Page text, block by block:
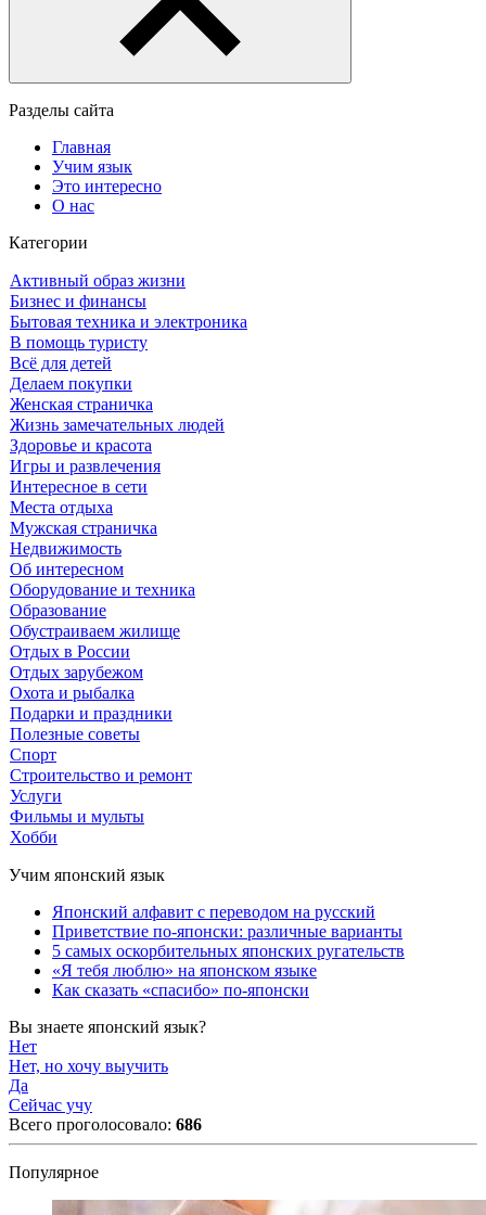
Разделы сайта
Главная
Учим язык
Это интересно
О нас
Категории
Активный образ жизни
Бизнес и финансы
Бытовая техника и электроника
В помощь туристу
Всё для детей
Делаем покупки
Женская страничка
Жизнь замечательных людей
Здоровье и красота
Игры и развлечения
Интересное в сети
Места отдыха
Мужская страничка
Недвижимость
Об интересном
Оборудование и техника
Образование
Обустраиваем жилище
Отдых в России
Отдых зарубежом
Охота и рыбалка
Подарки и праздники
Полезные советы
Спорт
Строительство и ремонт
Услуги
Фильмы и мульты
Хобби
Учим японский язык
Японский алфавит с переводом на русский
Приветствие по-японски: различные варианты
5 самых оскорбительных японских ругательств
«Я тебя люблю» на японском языке
Как сказать «спасибо» по-японски
Вы знаете японский язык?
Нет
Нет, но хочу выучить
Да
Сейчас учу
Всего проголосовало: 686
Популярное